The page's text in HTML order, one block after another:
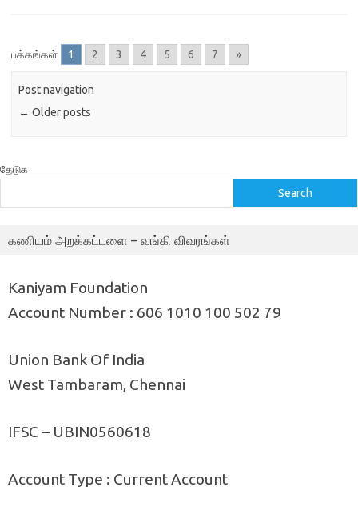
பக்கங்கள் 1 2 3 4 5 6 7 »
Post navigation
← Older posts
தேடுக
Search
கணியம் அறக்கட்டளை – வங்கி விவரங்கள்
Kaniyam Foundation
Account Number : 606 1010 100 502 79
Union Bank Of India
West Tambaram, Chennai
IFSC – UBIN0560618
Account Type : Current Account